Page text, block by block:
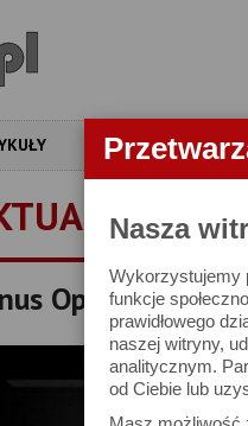
Nasza
Wykorzystujemy
funkcje
prawidłowego
naszej witryny,
analitycznym.
od Ciebie lub
APARATY
Optics Laowa